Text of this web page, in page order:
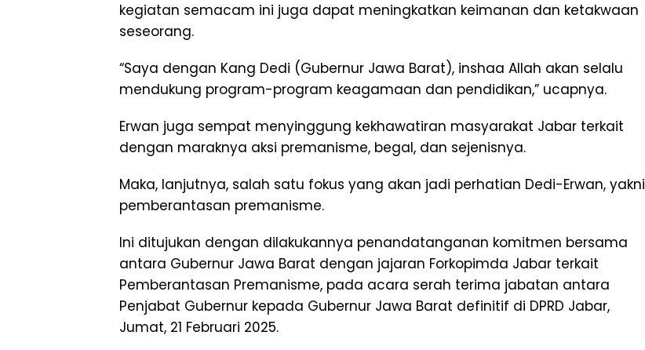
kegiatan semacam ini juga dapat meningkatkan keimanan dan ketakwaan
seseorang.
“Saya dengan Kang Dedi (Gubernur Jawa Barat), inshaa Allah akan selalu
mendukung program-program keagamaan dan pendidikan,” ucapnya.
Erwan juga sempat menyinggung kekhawatiran masyarakat Jabar terkait
dengan maraknya aksi premanisme, begal, dan sejenisnya.
Maka, lanjutnya, salah satu fokus yang akan jadi perhatian Dedi-Erwan, yakni
pemberantasan premanisme.
Ini ditujukan dengan dilakukannya penandatanganan komitmen bersama
antara Gubernur Jawa Barat dengan jajaran Forkopimda Jabar terkait
Pemberantasan Premanisme, pada acara serah terima jabatan antara
Penjabat Gubernur kepada Gubernur Jawa Barat definitif di DPRD Jabar,
Jumat, 21 Februari 2025.